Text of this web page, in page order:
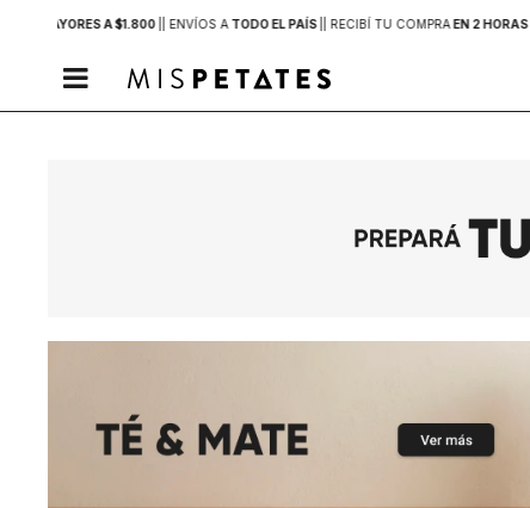
MAYORES A $1.800 | ENVÍOS A TODO EL PAÍS | RECIBÍ TU COMPRAEN 2 HORAS
